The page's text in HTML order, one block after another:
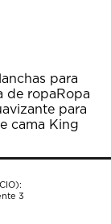
para
de ropaRopa
para
cama King
3